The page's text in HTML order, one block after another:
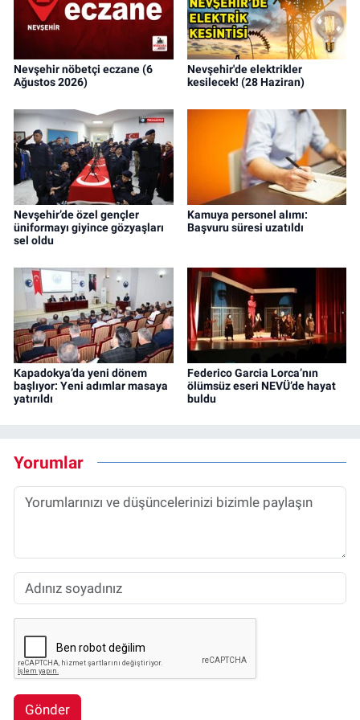
Nevşehir nöbetçi eczane (6
Ağustos 2026)
Nevşehir'de elektrikler
kesilecek! (28 Haziran)
Nevşehir’de özel gençler
üniformayı giyince gözyaşları
sel oldu
Kamuya personel alımı:
Başvuru süresi uzatıldı
Kapadokya’da yeni dönem
başlıyor: Yeni adımlar masaya
yatırıldı
Federico Garcia Lorca’nın
ölümsüz eseri NEVÜ’de hayat
buldu
Yorumlar
Gönder